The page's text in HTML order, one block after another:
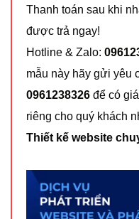
Thanh toán sau khi
được trả ngay!
Hotline & Zalo:
mẫu này hãy gửi yêu
0961238326 để có
riêng cho quý khách
Thiết kế website